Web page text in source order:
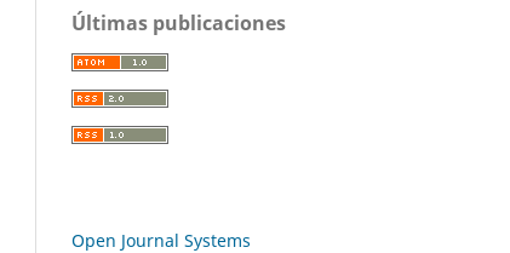
Últimas publicaciones
Open Journal Systems